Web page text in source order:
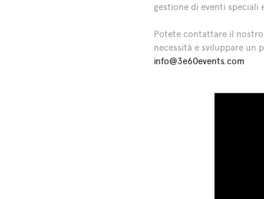
gestione di eventi
Potete contattare il nostro
necessità e sviluppare un
info@3e60events.com